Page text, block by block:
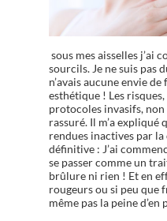
sous mes aisselles j’ai
sourcils. Je ne suis pas
n’avais aucune envie
esthétique ! Les
protocoles invasifs,
rassuré. Il m’a expliqué
rendues inactives par
définitive : J’ai
se passer comme un
brûlure ni rien ! Et en
rougeurs ou si peu que
même pas la peine d’en